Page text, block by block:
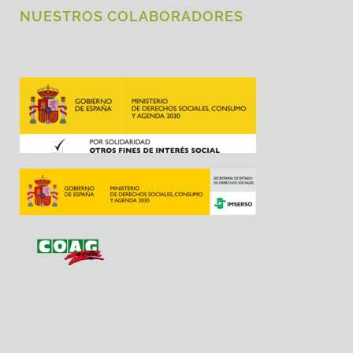
NUESTROS COLABORADORES